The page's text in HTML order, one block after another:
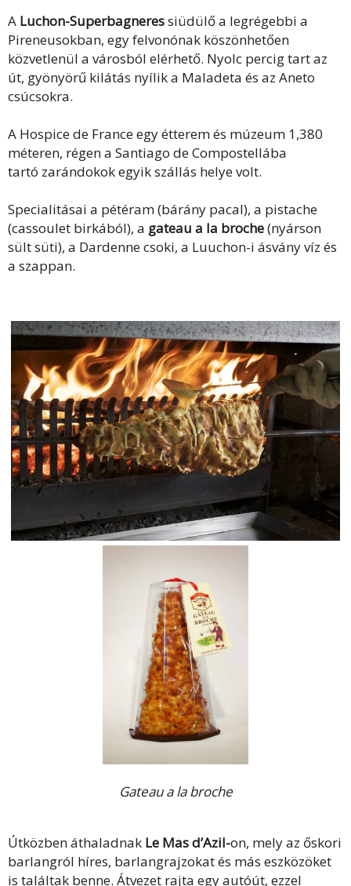
A Luchon-Superbagneressiüdülő a legrégebbi a
Pireneusokban, egy felvonónak köszönhetően
közvetlenül a városból elérhető. Nyolc percig tart az
út, gyönyörű kilátás nyílik a Maladeta és az Aneto
csúcsokra.
A Hospice de France egy étterem és múzeum 1,380
méteren, régen a Santiago de Compostellába
tartó zarándokok egyik szállás helye volt.
Specialitásai a pétéram (bárány pacal), a pistache
(cassoulet birkából), a gateau a la broche(nyárson
sült süti), a Dardenne csoki, a Luuchon-i ásvány víz és
a szappan.
Gateau a la broche
Útközben áthaladnak Le Mas d’Azil-on, mely az őskori
barlangról híres, barlangrajzokat és más eszközöket
is találtak benne. Átvezet rajta egy autóút, ezzel